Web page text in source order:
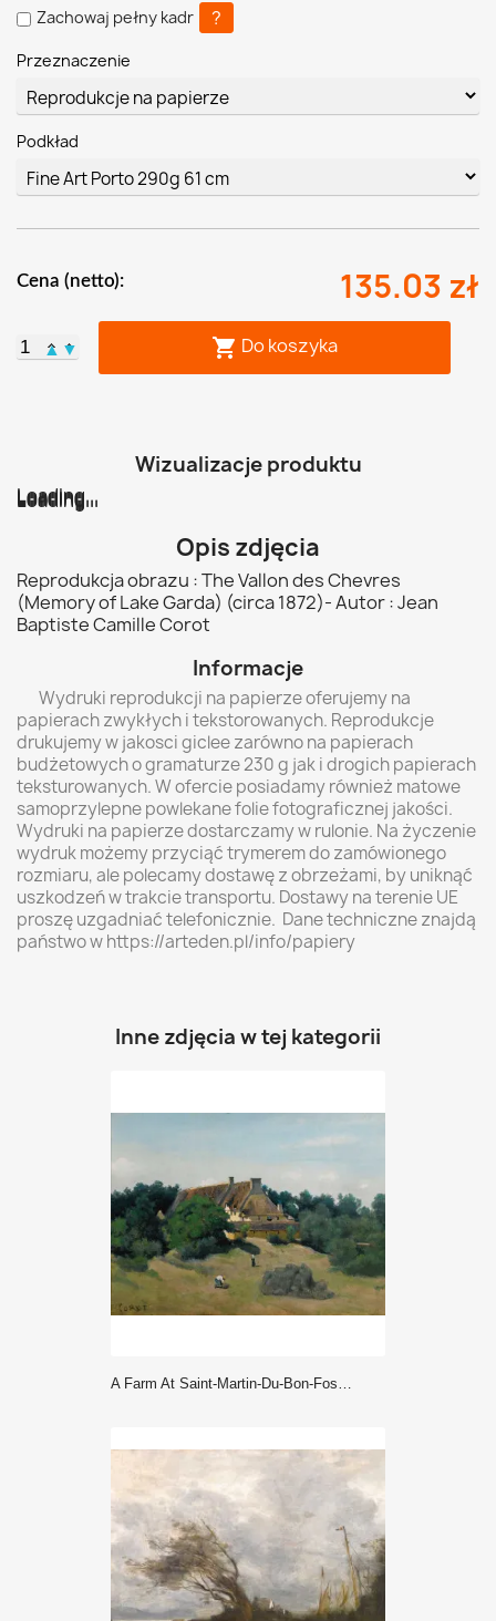
Zachowaj pełny kadr ?
Przeznaczenie
Podkład
Cena (netto): 135.03 zł
▲ ▼  Do koszyka
Wizualizacje produktu
Loading...
Loading...
Loading...
Loading...
Loading...
Loading...
Opis zdjęcia
Reprodukcja obrazu : The Vallon des Chevres
(Memory of Lake Garda) (circa 1872)- Autor : Jean
Baptiste Camille Corot
Informacje
Wydruki reprodukcji na papierze oferujemy na
papierach zwykłych i tekstorowanych. Reprodukcje
drukujemy w jakosci giclee zarówno na papierach
budżetowych o gramaturze 230 g jak i drogich papierach
teksturowanych. W ofercie posiadamy również matowe
samoprzylepne powlekane folie fotograficznej jakości.
Wydruki na papierze dostarczamy w rulonie. Na życzenie
wydruk możemy przyciąć trymerem do zamówionego
rozmiaru, ale polecamy dostawę z obrzeżami, by uniknąć
uszkodzeń w trakcie transportu. Dostawy na terenie UE
proszę uzgadniać telefonicznie. Dane techniczne znajdą
państwo w https://arteden.pl/info/papiery
Inne zdjęcia w tej kategorii
A Farm At Saint-Martin-Du-Bon-Fosse, Near Saint-Lo (1833) - Corot